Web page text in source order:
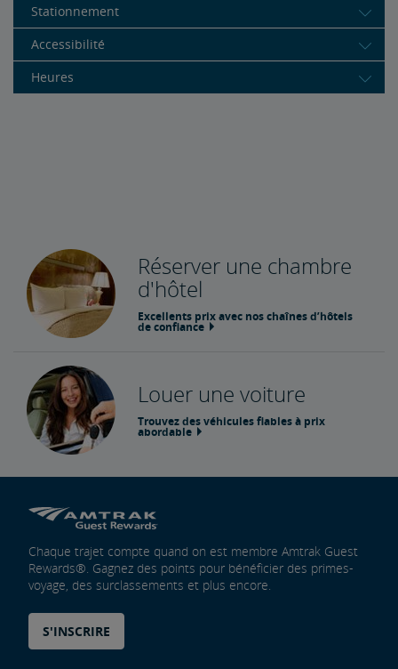
Stationnement
Accessibilité
Heures
Réserver une chambre
d'hôtel
Excellents prix avec nos chaînes d’hôtels
de confiance
Louer une voiture
Trouvez des véhicules fiables à prix
abordable
Chaque trajet compte quand on est membre Amtrak Guest
Rewards®. Gagnez des points pour bénéficier des primes-
voyage, des surclassements et plus encore.
S'INSCRIRE